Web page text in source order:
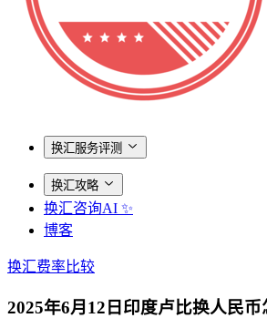
换汇服务评测
换汇攻略
换汇咨询AI ✨
博客
换汇费率比较
2025年6月12日印度卢比换人民币